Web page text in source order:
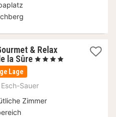
& Relax
la Sûre 1
162
, 4 Sterne
Lage
Esch-Sauer
Zimmer